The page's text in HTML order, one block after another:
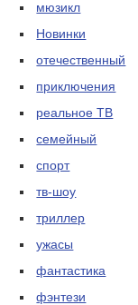
мюзикл
Новинки
отечественный
приключения
реальное ТВ
семейный
спорт
тв-шоу
триллер
ужасы
фантастика
фэнтези